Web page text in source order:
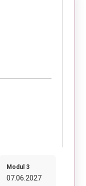
Modul 3
07.06.2027